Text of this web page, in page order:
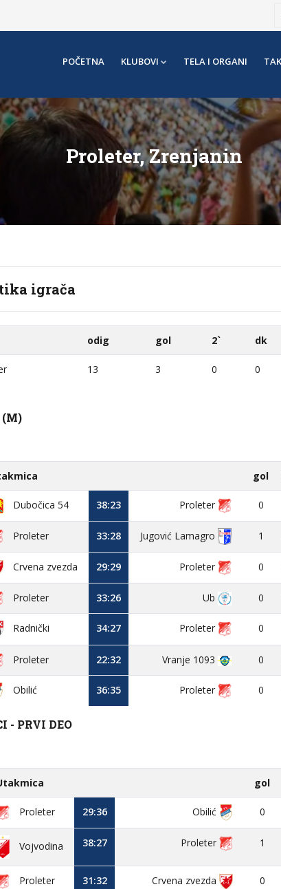
POČETNA KLUBOVI TELA I ORGANI
Proleter, Zrenjanin
igrača
odig gol 2` dk
13 3 0 0
(M)
gol
Dubočica 54 38:23 Proleter 0
Proleter 33:28 Jugović Lamagro 1
Crvena zvezda 29:29 Proleter 0
Proleter 33:26 Ub 0
Radnički 34:27 Proleter 0
Proleter 22:32 Vranje 1093 0
Obilić 36:35 Proleter 0
- PRVI DEO
gol
Proleter 29:36 Obilić 0
Vojvodina 38:27 Proleter 1
Proleter 31:32 Crvena zvezda 0